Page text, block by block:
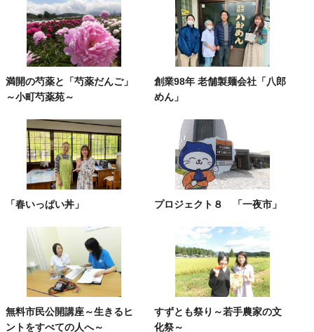
満開の芍薬と「芍薬だんご」
～小町芍薬苑～
創業98年 老舗製麺会社「八郎
めん」
「春いっぱい丼」 プロジェクト８ 「一夜市」
無料市民公開講座～生きるヒ
ントをすべての人へ～
すずとも祭り～若手農家の文
化祭～